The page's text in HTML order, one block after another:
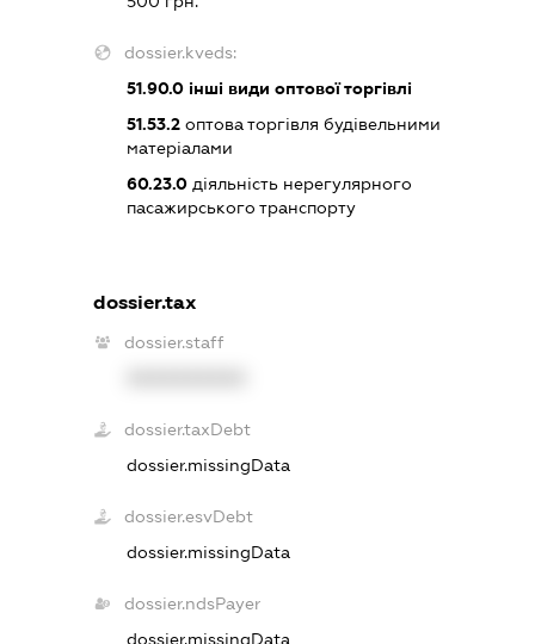
dossier.kveds:
51.90.0інші види оптової торгівлі
51.53.2оптова торгівля будівельними
матеріалами
60.23.0діяльність нерегулярного
пасажирського транспорту
dossier.tax
dossier.staff
dossier.taxDebt
dossier.missingData
dossier.esvDebt
dossier.missingData
dossier.ndsPayer
dossier.missingData